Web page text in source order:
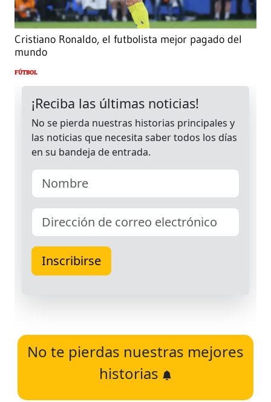
Cristiano Ronaldo, el futbolista mejor pagado del
mundo
FÚTBOL
No te pierdas nuestras mejores
historias